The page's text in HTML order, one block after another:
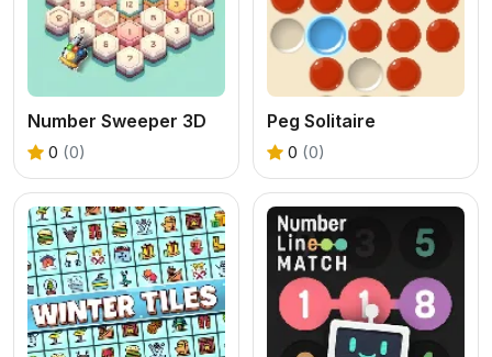
Number Sweeper 3D
0 (0)
Peg Solitaire
0 (0)